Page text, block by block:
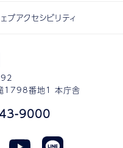
1798番地1 本庁舎
9000
ブアクセシビリティ